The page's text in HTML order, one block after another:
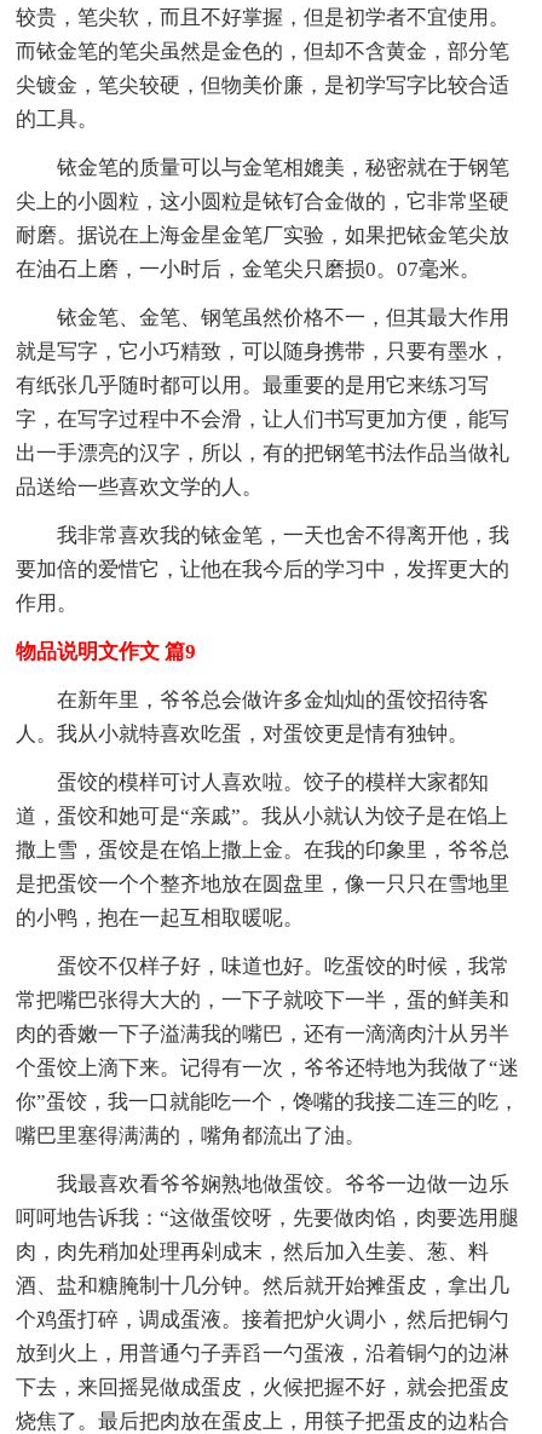
较贵，笔尖软，而且不好掌握，但是初学者不宜使用。
而铱金笔的笔尖虽然是金色的，但却不含黄金，部分笔
尖镀金，笔尖较硬，但物美价廉，是初学写字比较合适
的工具。
铱金笔的质量可以与金笔相媲美，秘密就在于钢笔
尖上的小圆粒，这小圆粒是铱钌合金做的，它非常坚硬
耐磨。据说在上海金星金笔厂实验，如果把铱金笔尖放
在油石上磨，一小时后，金笔尖只磨损0。07毫米。
铱金笔、金笔、钢笔虽然价格不一，但其最大作用
就是写字，它小巧精致，可以随身携带，只要有墨水，
有纸张几乎随时都可以用。最重要的是用它来练习写
字，在写字过程中不会滑，让人们书写更加方便，能写
出一手漂亮的汉字，所以，有的把钢笔书法作品当做礼
品送给一些喜欢文学的人。
我非常喜欢我的铱金笔，一天也舍不得离开他，我
要加倍的爱惜它，让他在我今后的学习中，发挥更大的
作用。
物品说明文作文 篇9
在新年里，爷爷总会做许多金灿灿的蛋饺招待客
人。我从小就特喜欢吃蛋，对蛋饺更是情有独钟。
蛋饺的模样可讨人喜欢啦。饺子的模样大家都知
道，蛋饺和她可是“亲戚”。我从小就认为饺子是在馅上
撒上雪，蛋饺是在馅上撒上金。在我的印象里，爷爷总
是把蛋饺一个个整齐地放在圆盘里，像一只只在雪地里
的小鸭，抱在一起互相取暖呢。
蛋饺不仅样子好，味道也好。吃蛋饺的时候，我常
常把嘴巴张得大大的，一下子就咬下一半，蛋的鲜美和
肉的香嫩一下子溢满我的嘴巴，还有一滴滴肉汁从另半
个蛋饺上滴下来。记得有一次，爷爷还特地为我做了“迷
你”蛋饺，我一口就能吃一个，馋嘴的我接二连三的吃，
嘴巴里塞得满满的，嘴角都流出了油。
我最喜欢看爷爷娴熟地做蛋饺。爷爷一边做一边乐
呵呵地告诉我：“这做蛋饺呀，先要做肉馅，肉要选用腿
肉，肉先稍加处理再剁成末，然后加入生姜、葱、料
酒、盐和糖腌制十几分钟。然后就开始摊蛋皮，拿出几
个鸡蛋打碎，调成蛋液。接着把炉火调小，然后把铜勺
放到火上，用普通勺子弄舀一勺蛋液，沿着铜勺的边淋
下去，来回摇晃做成蛋皮，火候把握不好，就会把蛋皮
烧焦了。最后把肉放在蛋皮上，用筷子把蛋皮的边粘合